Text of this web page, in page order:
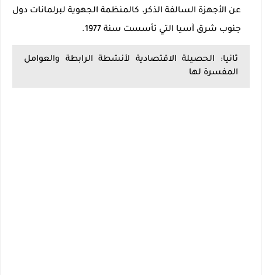
عن الأجهزة السالفة الذكر، كالمنظمة الجهوية لبرلمانات دول
جنوب شرق آسيا التي تأسست سنة 1977.
ثانيا: الحصيلة الاقتصادية لأنشطة الرابطة والعوامل
المفسرة لها